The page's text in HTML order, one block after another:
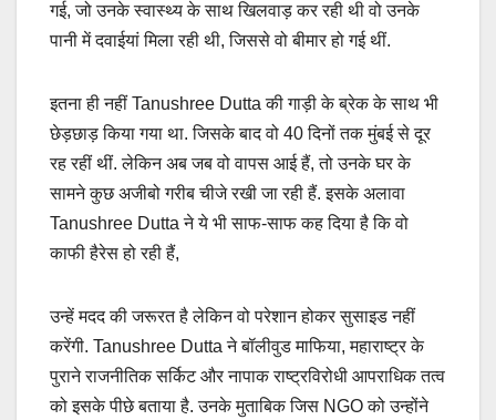
गई, जो उनके स्वास्थ्य के साथ खिलवाड़ कर रही थी वो उनके
पानी में दवाईयां मिला रही थी, जिससे वो बीमार हो गई थीं.
इतना ही नहीं Tanushree Dutta की गाड़ी के ब्रेक के साथ भी
छेड़छाड़ किया गया था. जिसके बाद वो 40 दिनों तक मुंबई से दूर
रह रहीं थीं. लेकिन अब जब वो वापस आई हैं, तो उनके घर के
सामने कुछ अजीबो गरीब चीजे रखी जा रही हैं. इसके अलावा
Tanushree Dutta ने ये भी साफ-साफ कह दिया है कि वो
काफी हैरेस हो रही हैं,
उन्हें मदद की जरूरत है लेकिन वो परेशान होकर सुसाइड नहीं
करेंगी. Tanushree Dutta ने बॉलीवुड माफिया, महाराष्ट्र के
पुराने राजनीतिक सर्किट और नापाक राष्ट्रविरोधी आपराधिक तत्व
को इसके पीछे बताया है. उनके मुताबिक जिस NGO को उन्होंने